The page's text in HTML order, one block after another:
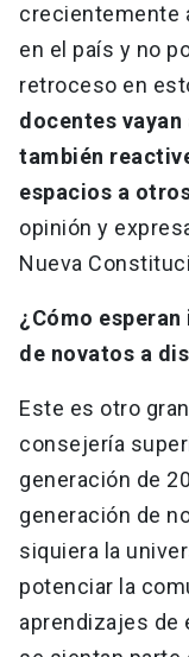
crecientemente
en el país y no
retroceso en
docentes vayan
también
espacios a
opinión y
Nueva
¿Cómo
de novatos a
Este es otro
consejería
generación de
generación de
siquiera la
potenciar la
aprendizajes de